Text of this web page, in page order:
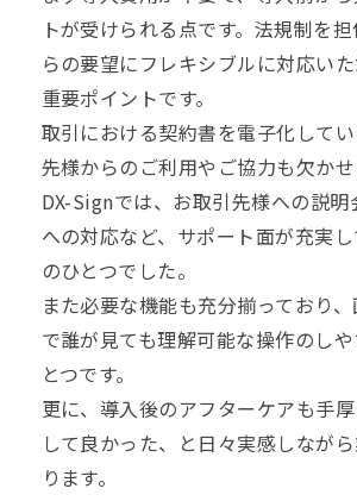
トが受けられる点です。法規制を
らの要望にフレキシブルに対応い
重要ポイントです。
取引における契約書を電子化して
先様からのご利用やご協力も欠かせ
DX-Signでは、お取引先様への説
への対応など、サポート面が充実
のひとつでした。
また必要な機能も充分揃っており
で誰が見ても理解可能な操作のし
とつです。
更に、導入後のアフターケアも手
して良かった、と日々実感しなが
ります。